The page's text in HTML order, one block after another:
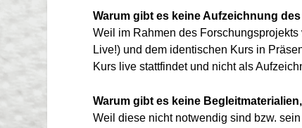
Warum gibt es keine Aufzeichnung
Weil im Rahmen des
Live!) und dem identischen Kurs in
Kurs live stattfindet und nicht als
Warum gibt es keine
Weil diese nicht notwendig sind bzw.